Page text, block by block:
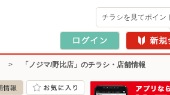
チラシを見てポイン
> 「ノジマ/野比店」のチラシ・店舗情報